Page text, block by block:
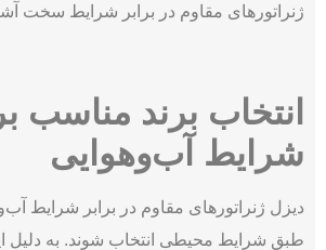
ژنراتورهای مقاوم در برابر شرایط سخت
انتخاب برند مناسب
شرایط آب‌وهوایی
دیزل ژنراتورهای مقاوم در برابر شرایط
طبق شرایط محیطی انتخاب شوند. به دلیل